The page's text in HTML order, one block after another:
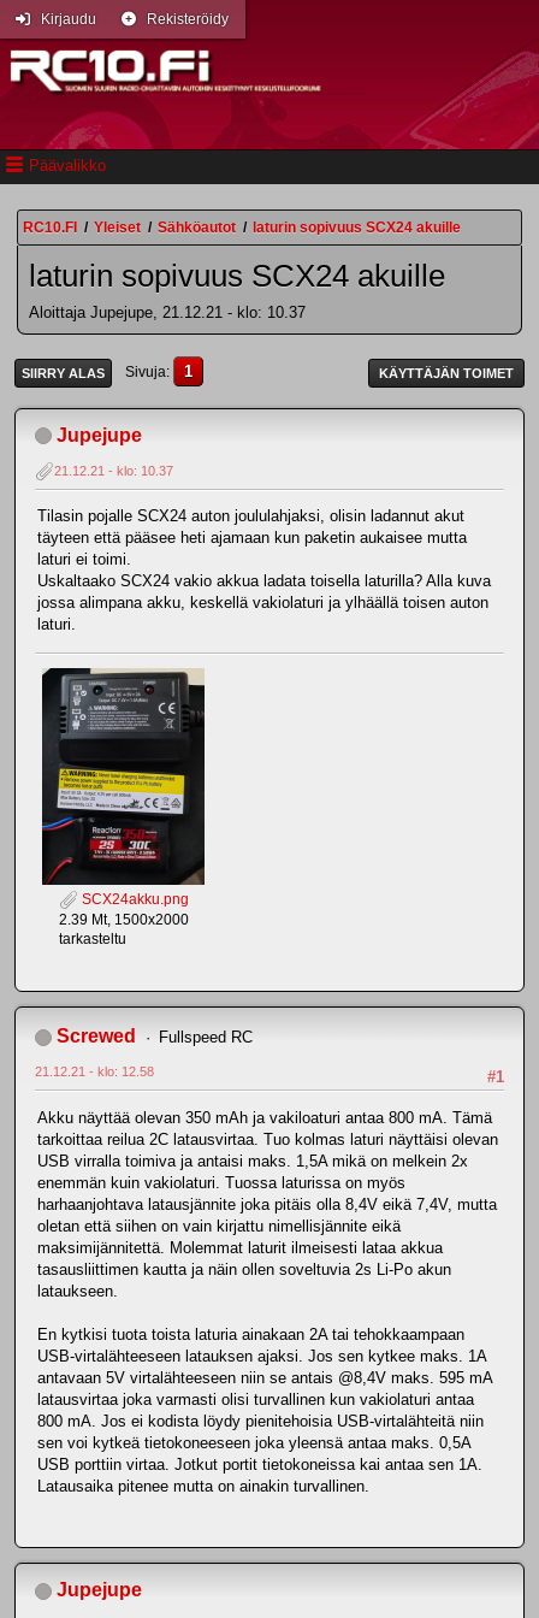
Päävalikko
Kirjaudu Rekisteröidy
RC10.FI / Yleiset / Sähköautot / laturin sopivuus SCX24 akuille
laturin sopivuus SCX24 akuille
Aloittaja Jupejupe, 21.12.21 - klo: 10.37
SIIRRY ALAS Sivuja 1 KÄYTTÄJÄN TOIMET
Jupejupe
21.12.21 - klo: 10.37
Tilasin pojalle SCX24 auton joululahjaksi, olisin ladannut akut
täyteen että pääsee heti ajamaan kun paketin aukaisee mutta
laturi ei toimi.
Uskaltaako SCX24 vakio akkua ladata toisella laturilla? Alla kuva
jossa alimpana akku, keskellä vakiolaturi ja ylhäällä toisen auton
laturi.
SCX24akku.png
2.39 Mt, 1500x2000
tarkasteltu
Screwed Fullspeed RC
#1
21.12.21 - klo: 12.58
Akku näyttää olevan 350 mAh ja vakiloaturi antaa 800 mA. Tämä
tarkoittaa reilua 2C latausvirtaa. Tuo kolmas laturi näyttäisi olevan
USB virralla toimiva ja antaisi maks. 1,5A mikä on melkein 2x
enemmän kuin vakiolaturi. Tuossa laturissa on myös
harhaanjohtava latausjännite joka pitäis olla 8,4V eikä 7,4V, mutta
oletan että siihen on vain kirjattu nimellisjännite eikä
maksimijännitettä. Molemmat laturit ilmeisesti lataa akkua
tasausliittimen kautta ja näin ollen soveltuvia 2s Li-Po akun
lataukseen.
En kytkisi tuota toista laturia ainakaan 2A tai tehokkaampaan
USB-virtalähteeseen latauksen ajaksi. Jos sen kytkee maks. 1A
antavaan 5V virtalähteeseen niin se antais @8,4V maks. 595 mA
latausvirtaa joka varmasti olisi turvallinen kun vakiolaturi antaa
800 mA. Jos ei kodista löydy pienitehoisia USB-virtalähteitä niin
sen voi kytkeä tietokoneeseen joka yleensä antaa maks. 0,5A
USB porttiin virtaa. Jotkut portit tietokoneissa kai antaa sen 1A.
Latausaika pitenee mutta on ainakin turvallinen.
Jupejupe